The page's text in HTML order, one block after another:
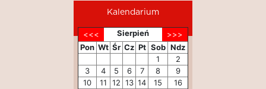
Kalendarium
Sierpień
Pon Wt Śr Cz Pt Sob Ndz
1
2
3
4 5 6 7 8
9
10
11 12 13 14 15
16